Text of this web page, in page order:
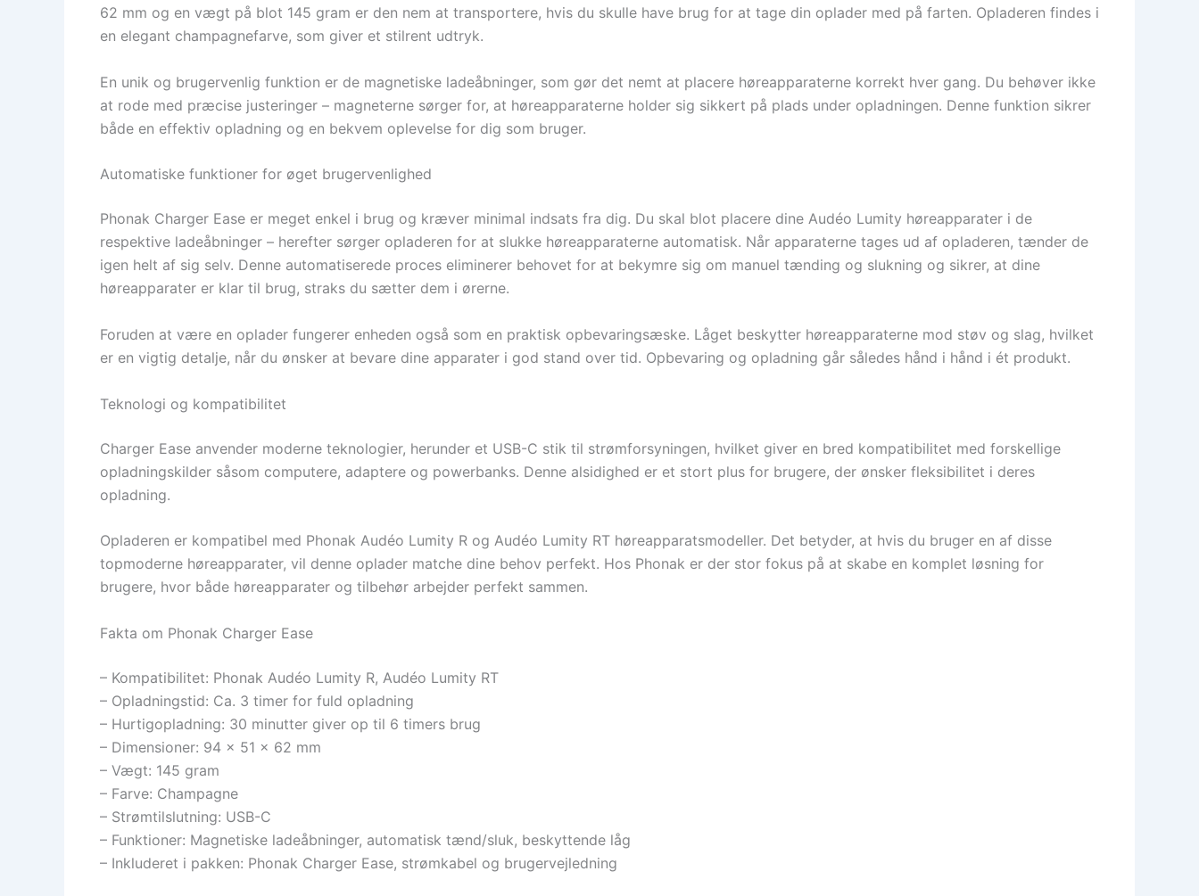
62 mm og en vægt på blot 145 gram er den nem at transportere, hvis du skulle have brug for at tage din oplader med på farten. Opladeren findes i
en elegant champagnefarve, som giver et stilrent udtryk.
En unik og brugervenlig funktion er de magnetiske ladeåbninger, som gør det nemt at placere høreapparaterne korrekt hver gang. Du behøver ikke
at rode med præcise justeringer – magneterne sørger for, at høreapparaterne holder sig sikkert på plads under opladningen. Denne funktion sikrer
både en effektiv opladning og en bekvem oplevelse for dig som bruger.
Automatiske funktioner for øget brugervenlighed
Phonak Charger Ease er meget enkel i brug og kræver minimal indsats fra dig. Du skal blot placere dine Audéo Lumity høreapparater i de
respektive ladeåbninger – herefter sørger opladeren for at slukke høreapparaterne automatisk. Når apparaterne tages ud af opladeren, tænder de
igen helt af sig selv. Denne automatiserede proces eliminerer behovet for at bekymre sig om manuel tænding og slukning og sikrer, at dine
høreapparater er klar til brug, straks du sætter dem i ørerne.
Foruden at være en oplader fungerer enheden også som en praktisk opbevaringsæske. Låget beskytter høreapparaterne mod støv og slag, hvilket
er en vigtig detalje, når du ønsker at bevare dine apparater i god stand over tid. Opbevaring og opladning går således hånd i hånd i ét produkt.
Teknologi og kompatibilitet
Charger Ease anvender moderne teknologier, herunder et USB-C stik til strømforsyningen, hvilket giver en bred kompatibilitet med forskellige
opladningskilder såsom computere, adaptere og powerbanks. Denne alsidighed er et stort plus for brugere, der ønsker fleksibilitet i deres
opladning.
Opladeren er kompatibel med Phonak Audéo Lumity R og Audéo Lumity RT høreapparatsmodeller. Det betyder, at hvis du bruger en af disse
topmoderne høreapparater, vil denne oplader matche dine behov perfekt. Hos Phonak er der stor fokus på at skabe en komplet løsning for
brugere, hvor både høreapparater og tilbehør arbejder perfekt sammen.
Fakta om Phonak Charger Ease
– Kompatibilitet: Phonak Audéo Lumity R, Audéo Lumity RT
– Opladningstid: Ca. 3 timer for fuld opladning
– Hurtigopladning: 30 minutter giver op til 6 timers brug
– Dimensioner: 94 x 51 x 62 mm
– Vægt: 145 gram
– Farve: Champagne
– Strømtilslutning: USB-C
– Funktioner: Magnetiske ladeåbninger, automatisk tænd/sluk, beskyttende låg
– Inkluderet i pakken: Phonak Charger Ease, strømkabel og brugervejledning